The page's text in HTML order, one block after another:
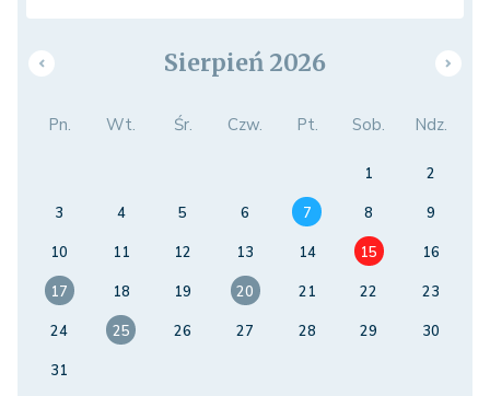
Sierpień 2026
Pn. Wt. Śr. Czw. Pt. Sob. Ndz.
1
2
3
4 5 6 7 8
9
10
11 12 13 14 15
16
17
18 19 20 21 22
23
24
25 26 27 28 29
30
31